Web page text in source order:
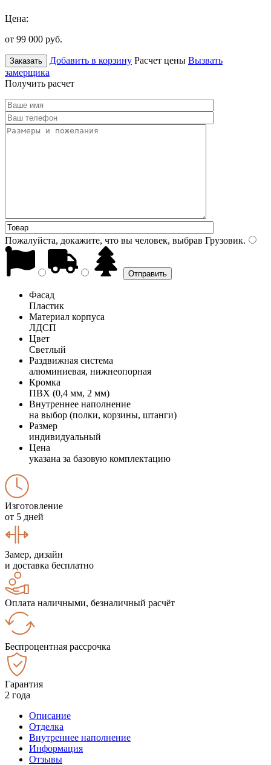
Цена:
от 99 000 руб.
Заказать Добавить в корзину Расчет цены Вызвать
замерщика
Получить расчет
Пожалуйста, докажите, что вы человек, выбрав Грузовик.
Фасад
Пластик
Материал корпуса
ЛДСП
Цвет
Светлый
Раздвижная система
алюминиевая, нижнеопорная
Кромка
ПВХ (0,4 мм, 2 мм)
Внутреннее наполнение
на выбор (полки, корзины, штанги)
Размер
индивидуальный
Цена
указана за базовую комплектацию
Изготовление
от 5 дней
Замер, дизайн
и доставка бесплатно
Оплата наличными, безналичный расчёт
Беспроцентная рассрочка
Гарантия
2 года
Описание
Отделка
Внутреннее наполнение
Информация
Отзывы